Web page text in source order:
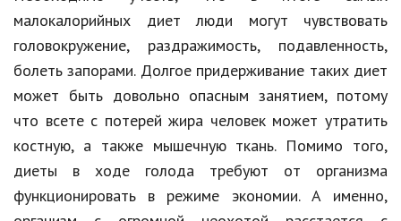
Обзоры
Рецепты
Красота и здоровье
Hi-Tech. Интернет
Авто, мото
Дом и сад
малокалорийных диет люди могут чувствовать
головокружение, раздражимость, подавленность,
болеть запорами. Долгое придерживание таких диет
может быть довольно опасным занятием, потому
что всете с потерей жира человек может утратить
костную, а также мышечную ткань. Помимо того,
диеты в ходе голода требуют от организма
функционировать в режиме экономии. А именно,